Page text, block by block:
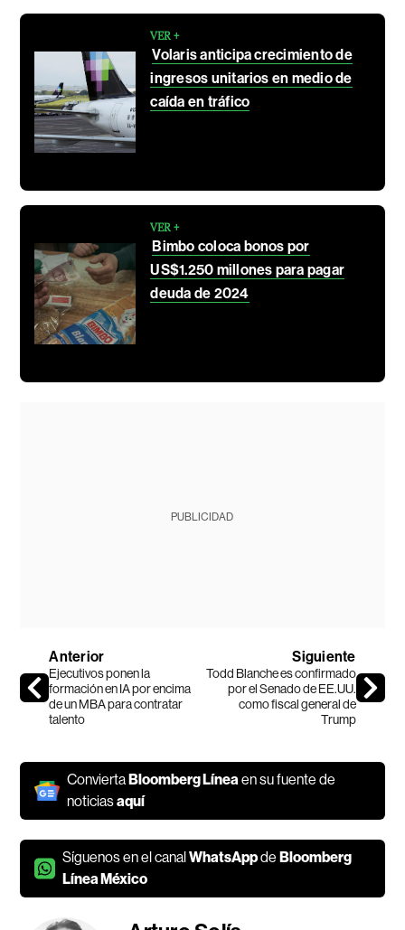
VER +
Volaris anticipa crecimiento de
ingresos unitarios en medio de
caída en tráfico
VER +
Bimbo coloca bonos por
US$1.250 millones para pagar
deuda de 2024
PUBLICIDAD
Anterior
Ejecutivos ponen la
formación en IA por encima
de un MBA para contratar
talento
Siguiente
Todd Blanche es confirmado
por el Senado de EE.UU.
como fiscal general de
Trump
ConviertaBloomberg Líneaen su fuente de
noticiasaquí
Síguenos en el canalWhatsAppdeBloomberg
Línea México